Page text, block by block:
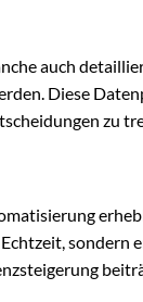
auch
Diese
zu
sondern